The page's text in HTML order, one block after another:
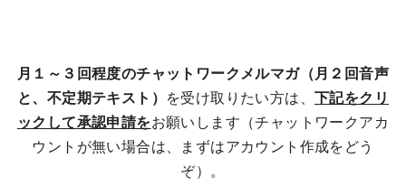
月１～３回程度のチャットワークメルマガ（月２回音声
と、不定期テキスト） を受け取りたい方は、 下記をクリ
ックして承認申請をお願いします（チャットワークアカ
ウントが無い場合は、まずはアカウント作成をどう
ぞ）。